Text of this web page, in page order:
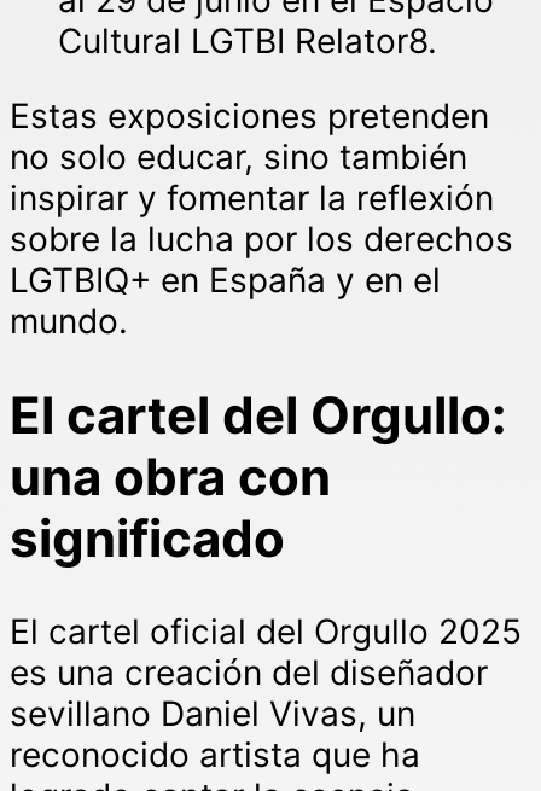
Cultural LGTBI Relator8.
Estas exposiciones pretenden
no solo educar, sino también
inspirar y fomentar la reflexión
sobre la lucha por los derechos
LGTBIQ+ en España y en el
mundo.
El cartel del Orgullo:
una obra con
significado
El cartel oficial del Orgullo 2025
es una creación del diseñador
sevillano Daniel Vivas, un
reconocido artista que ha